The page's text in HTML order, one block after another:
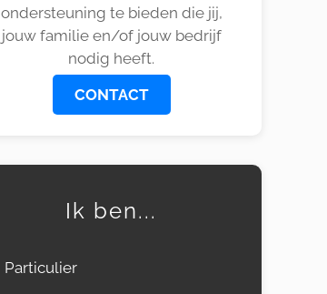
ondersteuning te bieden die jij,
jouw familie en/of jouw bedrijf
nodig heeft.
CONTACT
Ik ben...
Particulier